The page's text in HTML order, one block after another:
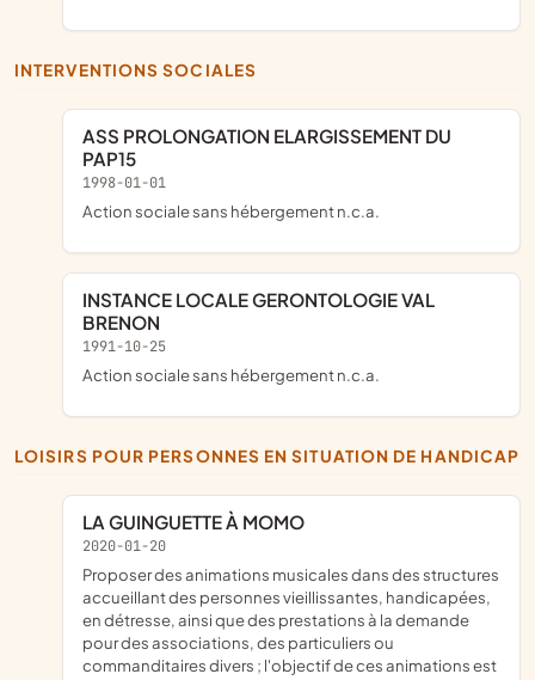
INTERVENTIONS SOCIALES
ASS PROLONGATION ELARGISSEMENT DU
PAP15
1998-01-01
Action sociale sans hébergement n.c.a.
INSTANCE LOCALE GERONTOLOGIE VAL
BRENON
1991-10-25
Action sociale sans hébergement n.c.a.
LOISIRS POUR PERSONNES EN SITUATION DE HANDICAP
LA GUINGUETTE À MOMO
2020-01-20
proposer des animations musicales dans des structures
accueillant des personnes vieillissantes, handicapées,
en détresse, ainsi que des prestations à la demande
pour des associations, des particuliers ou
commanditaires divers ; l'objectif de ces animations est